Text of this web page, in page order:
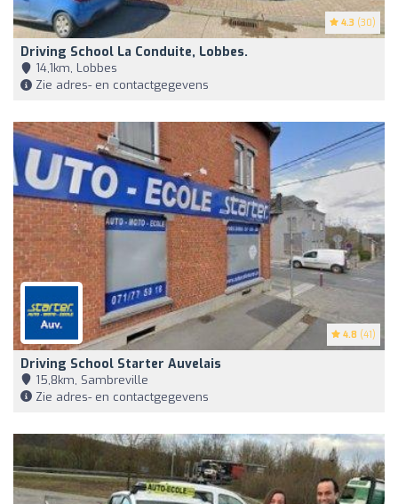
4.3 (30)
Driving School La Conduite, Lobbes.
14,1km, Lobbes
Zie adres- en contactgegevens
4.8 (41)
Driving School Starter Auvelais
15,8km, Sambreville
Zie adres- en contactgegevens